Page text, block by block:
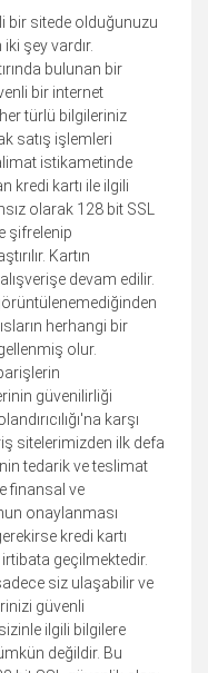
bir sitede olduğunuzu
şey vardır.
bulunan bir
bir internet
türlü bilgileriniz
satış işlemleri
istikametinde
kredi kartı ile ilgili
olarak 128 bit SSL
şifrelenip
Kartın
devam edilir.
herhangi bir
olur.
güvenilirliği
karşı
sitelerimizden ilk defa
tedarik ve teslimat
finansal ve
onaylanması
kredi kartı
geçilmektedir.
siz ulaşabilir ve
güvenli
ilgili bilgilere
değildir. Bu